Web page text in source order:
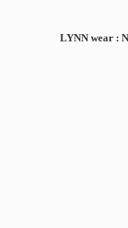
LYNN wear :